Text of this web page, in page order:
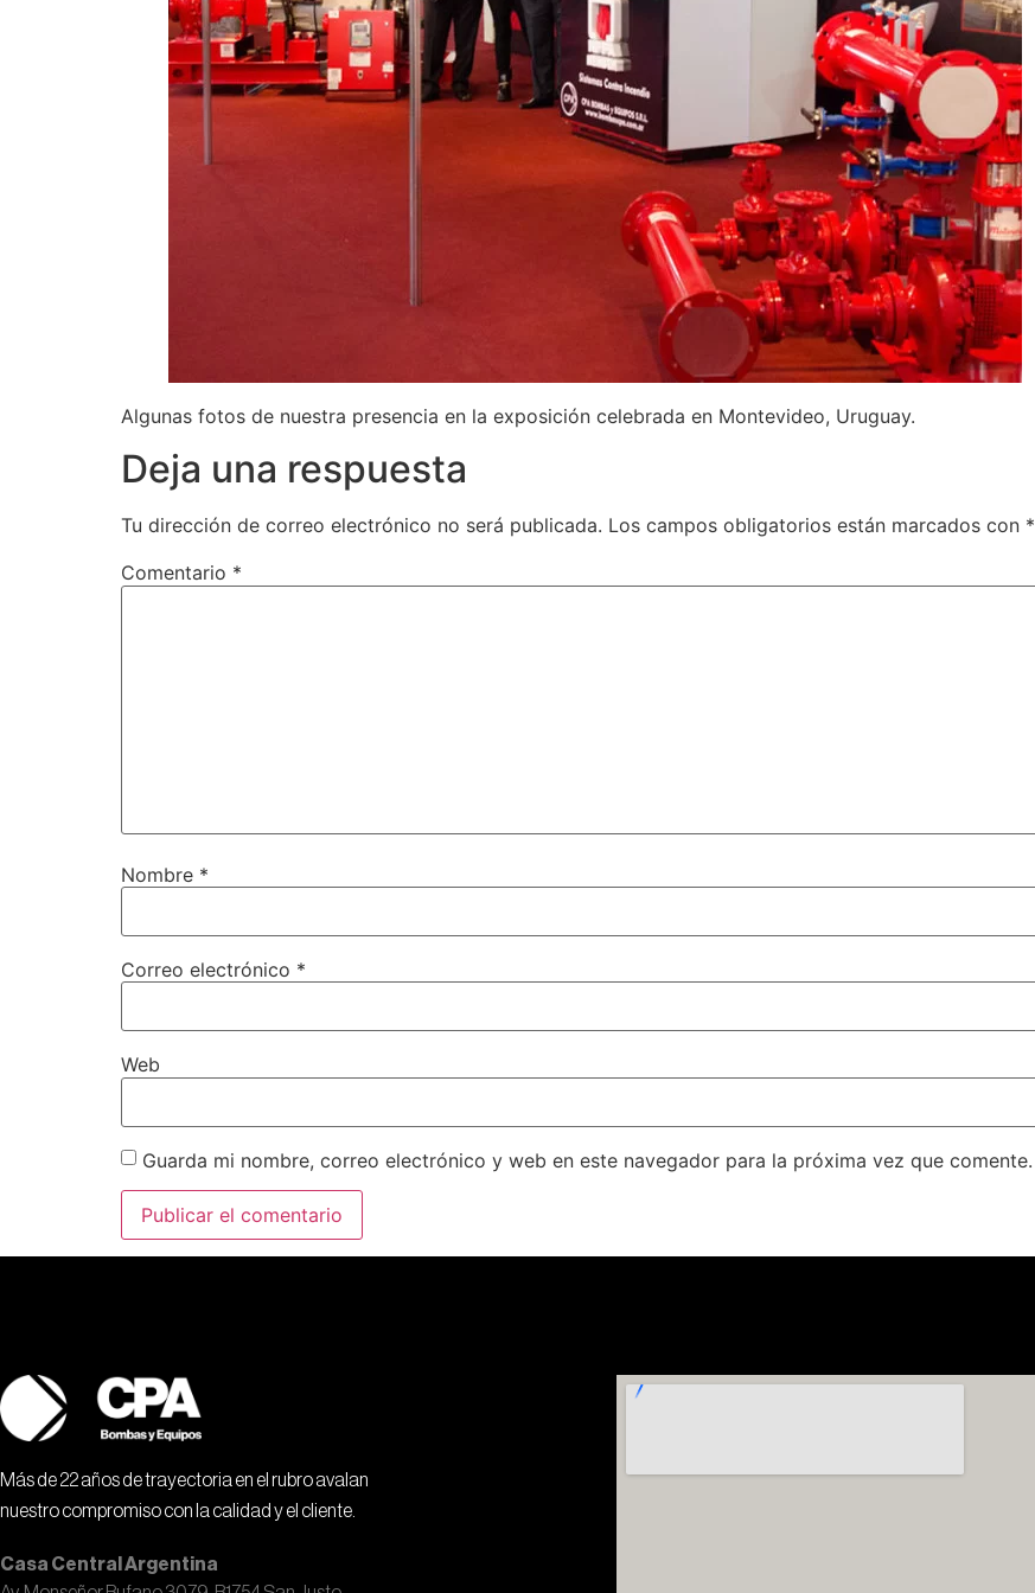
Algunas fotos de nuestra presencia en la exposición celebrada en Montevideo, Uruguay.
Deja una respuesta
Tu dirección de correo electrónico no será publicada. Los campos obligatorios están marcados con *
Comentario *
Nombre *
Correo electrónico *
Web
Guarda mi nombre, correo electrónico y web en este navegador para la próxima vez que comente.
Más de 22 años de trayectoria en el rubro avalan
nuestro compromiso con la calidad y el cliente.
Casa Central Argentina